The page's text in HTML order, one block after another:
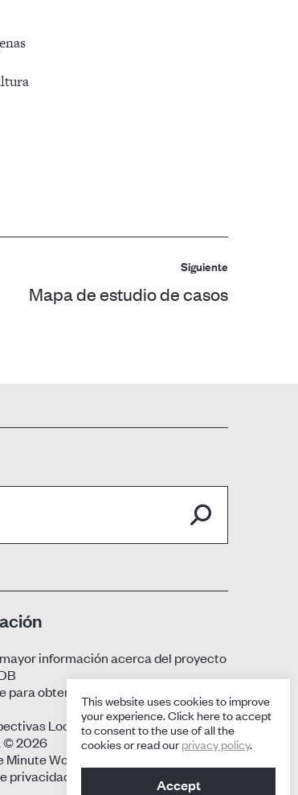
Siguiente
Mapa de estudio de casos
información acerca del proyecto
para obtener actualizaciones
Locales sobre la Diversidad
© 2026
Minute Works
privacidad
This website uses cookies to improve
your experience. Click here to accept
to consent to the use of all the
cookies or read ourprivacy policy.
Accept